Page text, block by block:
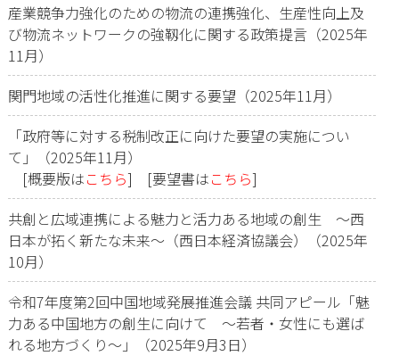
産業競争力強化のための物流の連携強化、生産性向上及
び物流ネットワークの強靱化に関する政策提言（2025年
11月）
関門地域の活性化推進に関する要望（2025年11月）
「政府等に対する税制改正に向けた要望の実施につい
て」（2025年11月）
[概要版はこちら] [要望書はこちら]
共創と広域連携による魅力と活力ある地域の創生 ～西
日本が拓く新たな未来～（西日本経済協議会）（2025年
10月）
令和7年度第2回中国地域発展推進会議 共同アピール「魅
力ある中国地方の創生に向けて ～若者・女性にも選ば
れる地方づくり～」（2025年9月3日）